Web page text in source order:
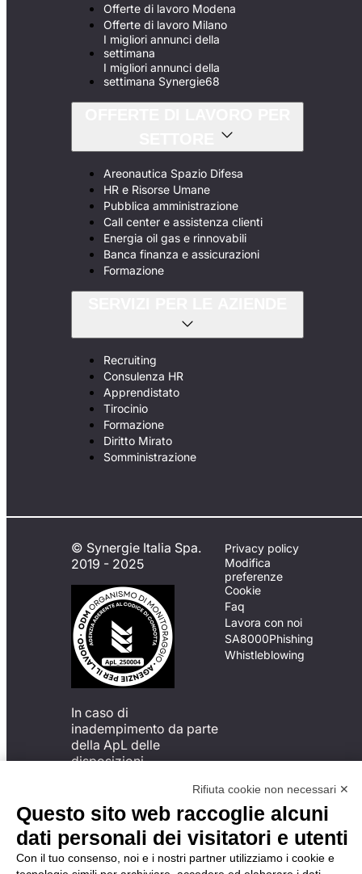
Offerte di lavoro Modena
Offerte di lavoro Milano
I migliori annunci della
settimana
I migliori annunci della
settimana Synergie68
Areonautica Spazio Difesa
HR e Risorse Umane
Pubblica amministrazione
Call center e assistenza clienti
Energia oil gas e rinnovabili
Banca finanza e assicurazioni
Formazione
Recruiting
Consulenza HR
Apprendistato
Tirocinio
Formazione
Diritto Mirato
Somministrazione
© Synergie Italia Spa.
2019 - 2025
In caso di
inadempimento da parte
della ApL delle
disposizioni
possibile presentare un
reclamo
all’Organismo di
Monitoraggio utilizzando
una delle modalità
Privacy policy
Modifica
preferenze
Cookie
Faq
Lavora con noi
SA8000Phishing
Whistleblowing
Rifiuta cookie non necessari ✕
Questo sito web raccoglie alcuni
dati personali dei visitatori e utenti
Con il tuo consenso, noi e i nostri partner utilizziamo i cookie e